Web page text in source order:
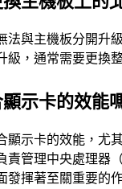
法與主機板分開升
級，通常需要更換
示卡的效能
顯示卡的效能，尤
責管理中央處理器
發揮著至關重要的